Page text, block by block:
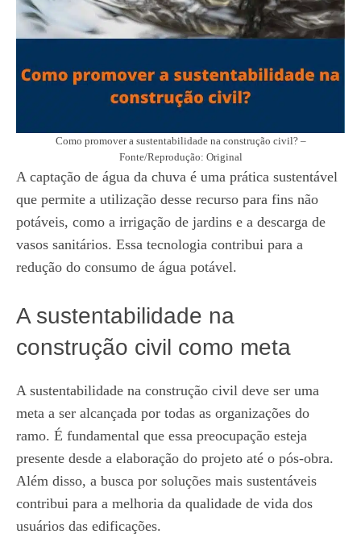
Como promover a sustentabilidade na construção civil? –
Fonte/Reprodução: Original
A captação de água da chuva é uma prática sustentável
que permite a utilização desse recurso para fins não
potáveis, como a irrigação de jardins e a descarga de
vasos sanitários. Essa tecnologia contribui para a
redução do consumo de água potável.
A sustentabilidade na
construção civil como meta
A sustentabilidade na construção civil deve ser uma
meta a ser alcançada por todas as organizações do
ramo. É fundamental que essa preocupação esteja
presente desde a elaboração do projeto até o pós-obra.
Além disso, a busca por soluções mais sustentáveis
contribui para a melhoria da qualidade de vida dos
usuários das edificações.